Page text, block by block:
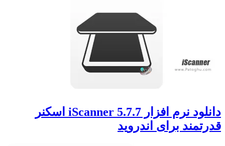
دانلود نرم افزار iScanner 5.7.7 اسکنر
قدرتمند برای اندروید